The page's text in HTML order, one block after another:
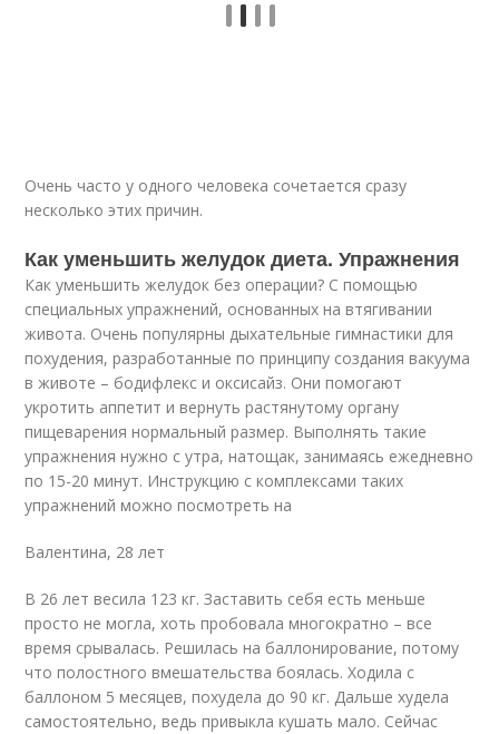
Очень часто у одного человека сочетается сразу
несколько этих причин.
Как уменьшить желудок диета. Упражнения
Как уменьшить желудок без операции? С помощью
специальных упражнений, основанных на втягивании
живота. Очень популярны дыхательные гимнастики для
похудения, разработанные по принципу создания вакуума
в животе – бодифлекс и оксисайз. Они помогают
укротить аппетит и вернуть растянутому органу
пищеварения нормальный размер. Выполнять такие
упражнения нужно с утра, натощак, занимаясь ежедневно
по 15-20 минут. Инструкцию с комплексами таких
упражнений можно посмотреть на
Валентина, 28 лет
В 26 лет весила 123 кг. Заставить себя есть меньше
просто не могла, хоть пробовала многократно – все
время срывалась. Решилась на баллонирование, потому
что полостного вмешательства боялась. Ходила с
баллоном 5 месяцев, похудела до 90 кг. Дальше худела
самостоятельно, ведь привыкла кушать мало. Сейчас